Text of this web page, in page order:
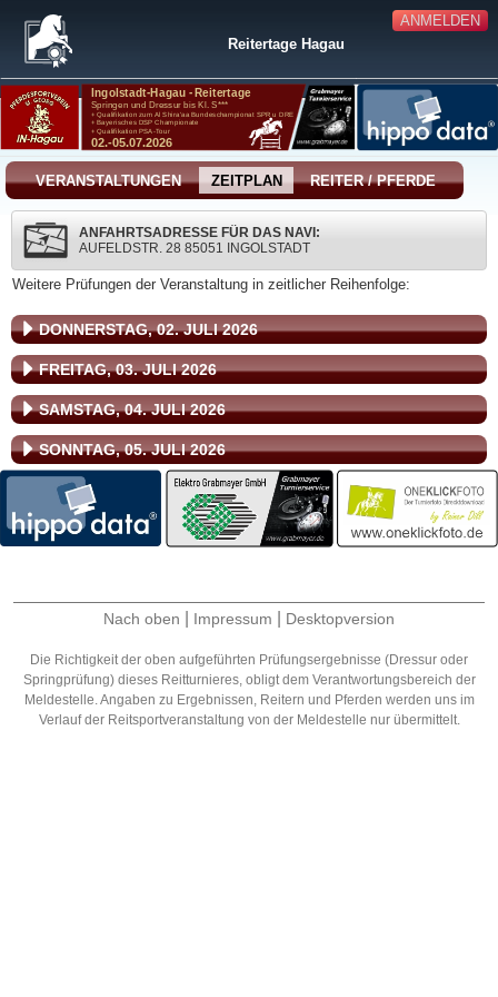
ANMELDEN
Reitertage Hagau
VERANSTALTUNGEN ZEITPLAN REITER / PFERDE
ANFAHRTSADRESSE FÜR DAS NAVI:
AUFELDSTR. 28 85051 INGOLSTADT
Weitere Prüfungen der Veranstaltung in zeitlicher Reihenfolge:
DONNERSTAG, 02. JULI 2026
FREITAG, 03. JULI 2026
SAMSTAG, 04. JULI 2026
SONNTAG, 05. JULI 2026
Nach oben Impressum Desktopversion
Die Richtigkeit der oben aufgeführten Prüfungsergebnisse (Dressur oder
Springprüfung) dieses Reitturnieres, obligt dem Verantwortungsbereich der
Meldestelle. Angaben zu Ergebnissen, Reitern und Pferden werden uns im
Verlauf der Reitsportveranstaltung von der Meldestelle nur übermittelt.